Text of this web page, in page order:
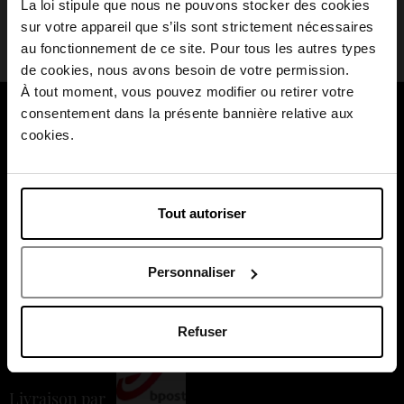
La loi stipule que nous ne pouvons stocker des cookies
sur votre appareil que s’ils sont strictement nécessaires
au fonctionnement de ce site. Pour tous les autres types
de cookies, nous avons besoin de votre permission.
À tout moment, vous pouvez modifier ou retirer votre
consentement dans la présente bannière relative aux
cookies.
Tout autoriser
Personnaliser
Refuser
Appréciez-vous cet avis ?
Oui Non
À propos de nous
Payez en toute sécurité
Livraison par
Choisissez votre pays
April Belgique
April Luxembourg